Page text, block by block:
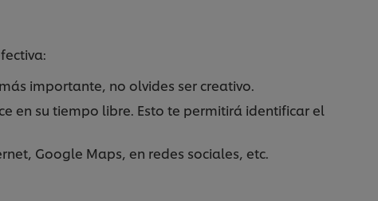
importante, no olvides ser creativo.
en su tiempo libre. Esto te permitirá identificar el
Google Maps, en redes sociales, etc.